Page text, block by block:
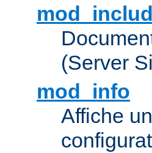
(Server
mod_info
Affiche